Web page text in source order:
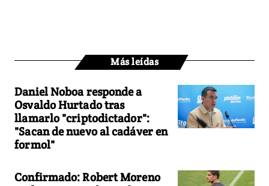
Más leídas
Daniel Noboa responde a
Osvaldo Hurtado tras
llamarlo "criptodictador":
"Sacan de nuevo al cadáver en
formol"
Confirmado: Robert Moreno